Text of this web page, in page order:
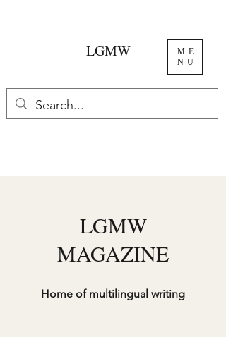
ME
NU
LGMW
LGMW
MAGAZINE
Home of multilingual writing